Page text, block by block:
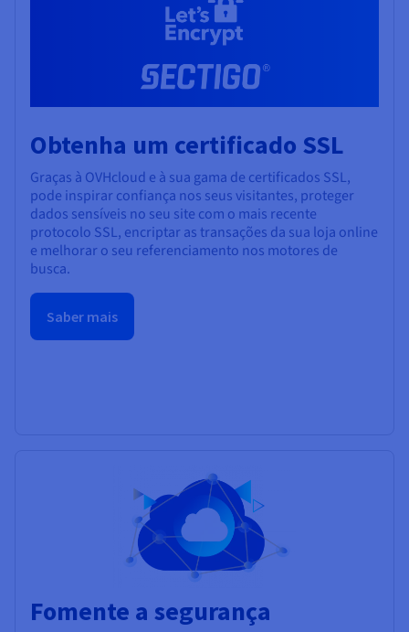
Obtenha um certificado SSL
Graças à OVHcloud e à sua gama de certificados SSL,
pode inspirar confiança nos seus visitantes, proteger
dados sensíveis no seu site com o mais recente
protocolo SSL, encriptar as transações da sua loja online
e melhorar o seu referenciamento nos motores de
busca.
Saber mais
Fomente a segurança